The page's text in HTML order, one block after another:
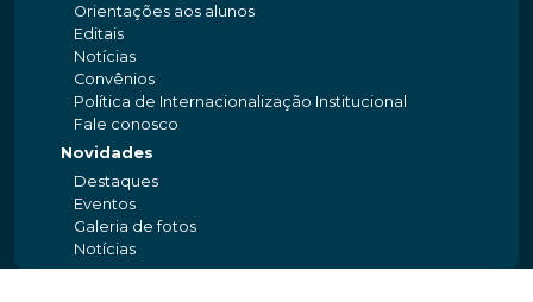
Orientações aos alunos
Editais
Notícias
Convênios
Política de Internacionalização Institucional
Fale conosco
Novidades
Destaques
Eventos
Galeria de fotos
Notícias